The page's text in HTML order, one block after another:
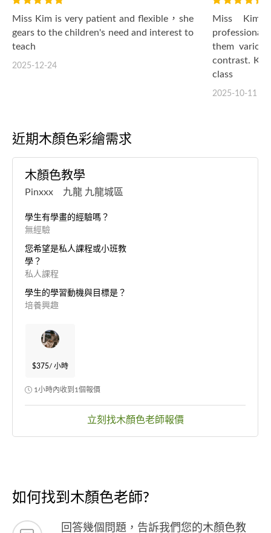
Miss Kim is very patient and flexible，she
gears to the children's need and interest to
teach
2025-12-24
Miss Kim
them
contrast.
class
2025-10-11
近期木顏色彩繪需求
木顏色教學
Pinxxx 九龍 九龍城區
學生有學畫的經驗嗎？
無經驗
您希望是私人課程或小班教
學？
私人課程
學生的學習動機與目標是？
培養興趣
$375/ 小時
1小時內收到1個報價
立刻找木顏色老師報價
如何找到木顏色老師?
回答幾個問題，告訴我們您的木顏色教